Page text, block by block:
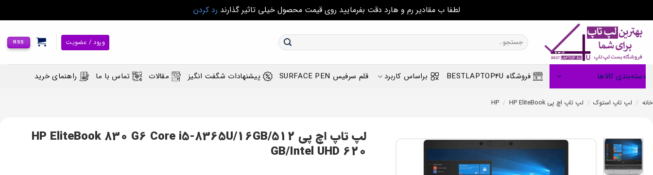
لطفا ب مقادیر رم و هارد دقت بفرمایید روی قیمت محصول خیلی تاثیر گذارند رد کردن
content
جستجو
برای:
ورود / عضویت RSS
دسته‌بندی کالاها فروشگاه BESTLAPTOP4U براساس کاربرد قلم سرفیس SURFACE PEN پیشنهادات شگفت انگیز مقالات تماس با ما راهنمای خرید
خانه / لپ تاپ استوک / لپ تاپ اچ پی HP / HP EliteBook
لپ تاپ اچ پی HP EliteBook 830 G6 Core i5-8365U/16GB/512
GB/Intel UHD 620